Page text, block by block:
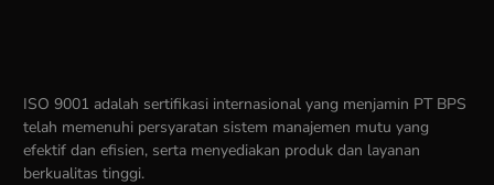
ISO 9001 adalah sertifikasi internasional yang menjamin PT BPS
telah memenuhi persyaratan sistem manajemen mutu yang
efektif dan efisien, serta menyediakan produk dan layanan
berkualitas tinggi.